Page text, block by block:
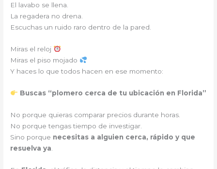
El lavabo se llena.
La regadera no drena.
Escuchas un ruido raro dentro de la pared.
Miras el reloj
Miras el piso mojado
Y haces lo que todos hacen en ese momento:
Buscas “plomero cerca de tu ubicación en Florida”
No porque quieras comparar precios durante horas.
No porque tengas tiempo de investigar.
Sino porque necesitas a alguien cerca, rápido y que
resuelva ya